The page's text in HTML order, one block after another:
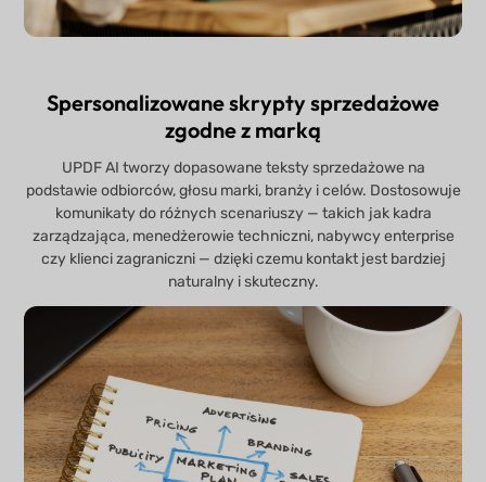
Spersonalizowane skrypty sprzedażowe
zgodne z marką
UPDF AI tworzy dopasowane teksty sprzedażowe na
podstawie odbiorców, głosu marki, branży i celów. Dostosowuje
komunikaty do różnych scenariuszy — takich jak kadra
zarządzająca, menedżerowie techniczni, nabywcy enterprise
czy klienci zagraniczni — dzięki czemu kontakt jest bardziej
naturalny i skuteczny.